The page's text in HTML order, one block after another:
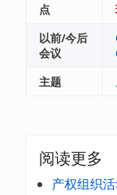
点
以前/今后
会议
主题
阅读更多
产权组织